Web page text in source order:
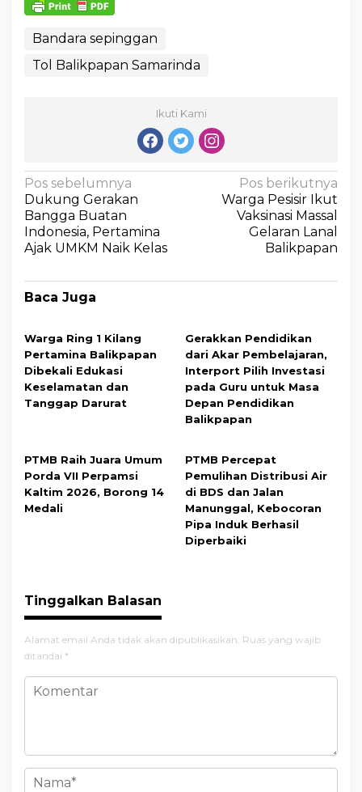
Bandara sepinggan
Tol Balikpapan Samarinda
Ikuti Kami
Pos sebelumnya
Dukung Gerakan
Bangga Buatan
Indonesia, Pertamina
Ajak UMKM Naik Kelas
Pos berikutnya
Warga Pesisir Ikut
Vaksinasi Massal
Gelaran Lanal
Balikpapan
Baca Juga
Warga Ring 1 Kilang
Pertamina Balikpapan
Dibekali Edukasi
Keselamatan dan
Tanggap Darurat
Gerakkan Pendidikan
dari Akar Pembelajaran,
Interport Pilih Investasi
pada Guru untuk Masa
Depan Pendidikan
Balikpapan
PTMB Raih Juara Umum
Porda VII Perpamsi
Kaltim 2026, Borong 14
Medali
PTMB Percepat
Pemulihan Distribusi Air
di BDS dan Jalan
Manunggal, Kebocoran
Pipa Induk Berhasil
Diperbaiki
Tinggalkan Balasan
Alamat email Anda tidak akan dipublikasikan. Ruas yang wajib
ditandai *